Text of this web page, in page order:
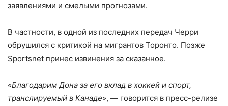
заявлениями и смелыми прогнозами.
В частности, в одной из последних передач Черри
обрушился с критикой на мигрантов Торонто. Позже
Sportsnet принес извинения за сказанное.
«Благодарим Дона за его вклад в хоккей и спорт,
транслируемый в Канаде», — говорится в пресс-релизе